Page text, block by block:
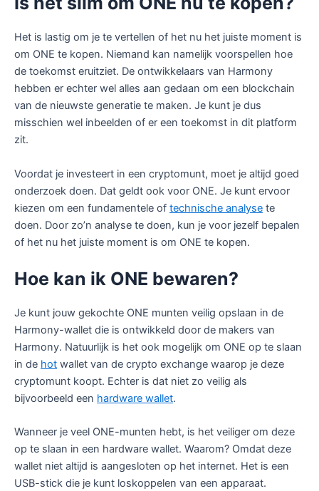
Het is lastig om je te vertellen of het nu het juiste moment is
om ONE te kopen. Niemand kan namelijk voorspellen hoe
de toekomst eruitziet. De ontwikkelaars van Harmony
hebben er echter wel alles aan gedaan om een blockchain
van de nieuwste generatie te maken. Je kunt je dus
misschien wel inbeelden of er een toekomst in dit platform
zit.
Voordat je investeert in een cryptomunt, moet je altijd goed
onderzoek doen. Dat geldt ook voor ONE. Je kunt ervoor
kiezen om een fundamentele of technische analyse te
doen. Door zo’n analyse te doen, kun je voor jezelf bepalen
of het nu het juiste moment is om ONE te kopen.
Hoe kan ik ONE bewaren?
Je kunt jouw gekochte ONE munten veilig opslaan in de
Harmony-wallet die is ontwikkeld door de makers van
Harmony. Natuurlijk is het ook mogelijk om ONE op te slaan
in de hot wallet van de crypto exchange waarop je deze
cryptomunt koopt. Echter is dat niet zo veilig als
bijvoorbeeld een hardware wallet.
Wanneer je veel ONE-munten hebt, is het veiliger om deze
op te slaan in een hardware wallet. Waarom? Omdat deze
wallet niet altijd is aangesloten op het internet. Het is een
USB-stick die je kunt loskoppelen van een apparaat.